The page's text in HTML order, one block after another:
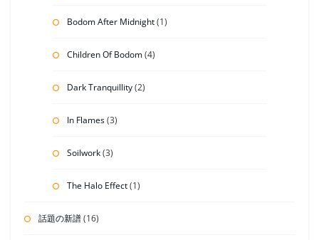
Bodom After Midnight(1)
Children Of Bodom(4)
Dark Tranquillity(2)
In Flames(3)
Soilwork(3)
The Halo Effect(1)
話題の新譜(16)